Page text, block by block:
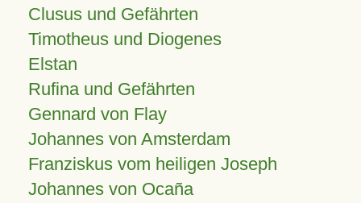
Clusus und Gefährten
Timotheus und Diogenes
Elstan
Rufina und Gefährten
Gennard von Flay
Johannes von Amsterdam
Franziskus vom heiligen Joseph
Johannes von Ocaña